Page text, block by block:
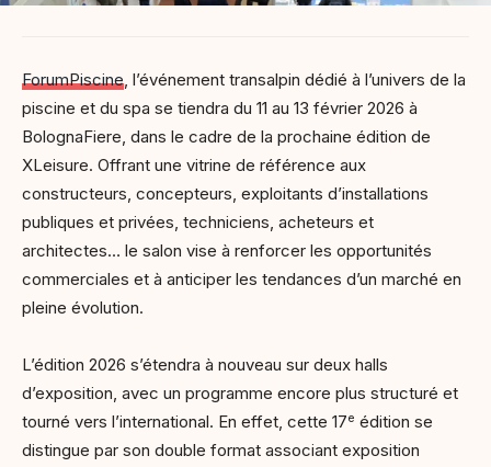
ForumPiscine, l’événement transalpin dédié à l’univers de la
piscine et du spa se tiendra du 11 au 13 février 2026 à
BolognaFiere, dans le cadre de la prochaine édition de
XLeisure. Offrant une vitrine de référence aux
constructeurs, concepteurs, exploitants d’installations
publiques et privées, techniciens, acheteurs et
architectes… le salon vise à renforcer les opportunités
commerciales et à anticiper les tendances d’un marché en
pleine évolution.
L’édition 2026 s’étendra à nouveau sur deux halls
d’exposition, avec un programme encore plus structuré et
tourné vers l’international. En effet, cette 17e édition se
distingue par son double format associant exposition